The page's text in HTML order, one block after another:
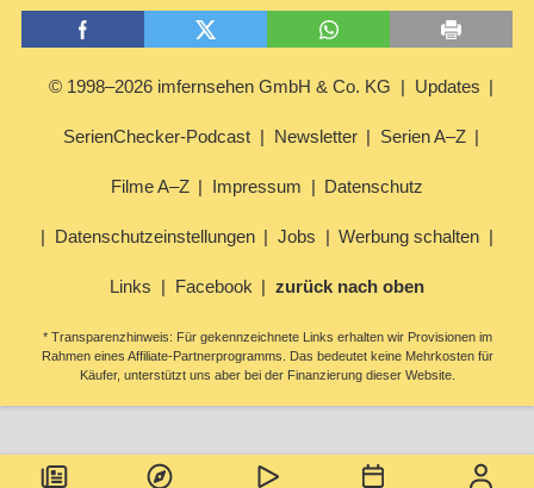
© 1998–2026 imfernsehen GmbH & Co. KG Updates
SerienChecker-Podcast Newsletter Serien A–Z
Filme A–Z Impressum Datenschutz
Datenschutzeinstellungen Jobs Werbung schalten
Links Facebook zurück nach oben
* Transparenzhinweis: Für gekennzeichnete Links erhalten wir Provisionen im
Rahmen eines Affiliate-Partnerprogramms. Das bedeutet keine Mehrkosten für
Käufer, unterstützt uns aber bei der Finanzierung dieser Website.